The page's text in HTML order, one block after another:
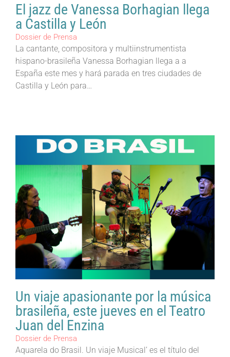
El jazz de Vanessa Borhagian llega
a Castilla y León
Dossier de Prensa
La cantante, compositora y multiinstrumentista
hispano-brasileña Vanessa Borhagian llega a a
España este mes y hará parada en tres ciudades de
Castilla y León para…
Un viaje apasionante por la música
brasileña, este jueves en el Teatro
Juan del Enzina
Dossier de Prensa
Aquarela do Brasil. Un viaje Musical’ es el título del